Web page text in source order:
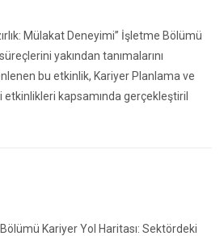
Mülakat Deneyimi” İşletme Bölümü
yakından tanımalarını
bu etkinlik, Kariyer Planlama ve
kapsamında gerçekleştiril
Kariyer Yol Haritası: Sektördeki